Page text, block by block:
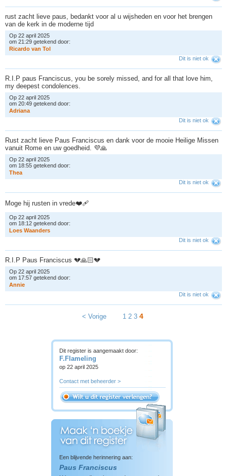
rust zacht lieve paus, bedankt voor al u wijsheden en voor het brengen
van de kerk in de moderne tijd
Op 22 april 2025
om 21:29 getekend door:
Ricardo van Tol
Dit is niet ok
R.I.P paus Franciscus, you be sorely missed, and for all that love him,
my deepest condolences.
Op 22 april 2025
om 20:49 getekend door:
Adriana
Dit is niet ok
Rust zacht lieve Paus Franciscus en dank voor de mooie Heilige Missen
vanuit Rome en uw goedheid. 💜🙏
Op 22 april 2025
om 18:55 getekend door:
Thea
Dit is niet ok
Moge hij rusten in vrede❤️‍🩹
Op 22 april 2025
om 18:12 getekend door:
Loes Waanders
Dit is niet ok
R.I.P Paus Franciscus 💔🙏🏻💔
Op 22 april 2025
om 17:57 getekend door:
Annie
Dit is niet ok
< Vorige 1 2 3 4
Dit register is aangemaakt door:
F.Flameling
op 22 april 2025
Contact met beheerder >
Een blijvende herinnering aan:
Paus Franciscus